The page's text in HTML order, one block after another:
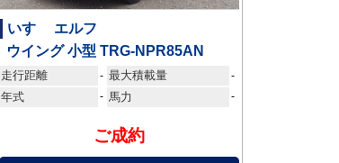
いすゞ エルフ
ウイング 小型 TRG-NPR85AN
走行距離 - 最大積載量 -
年式 - 馬力 -
ご成約